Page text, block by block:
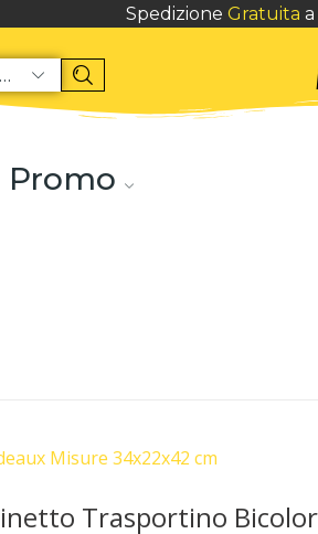
Spedizione Gratuita
Tutte le categorie
Promo
Misure 34x22x42 cm
Trasportino